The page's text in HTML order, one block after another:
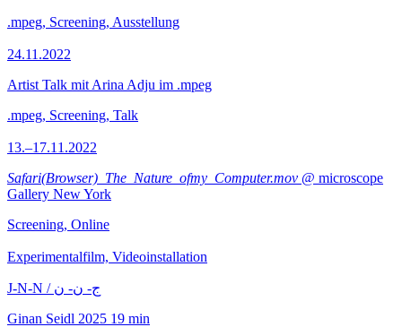
.mpeg, Screening, Ausstellung
24.11.2022
Artist Talk mit Arina Adju im .mpeg
.mpeg, Screening, Talk
13.–17.11.2022
Safari(Browser)_The_Nature_ofmy_Computer.mov @ microscope
Gallery New York
Screening, Online
Experimentalfilm, Videoinstallation
J-N-N / ج- ن- ن
Ginan Seidl 2025 19 min